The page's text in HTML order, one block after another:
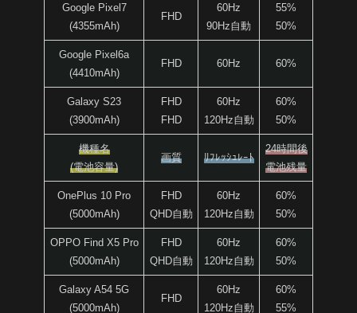
Google Pixel7
(4355mAh)
FHD
60Hz
90Hz自動
55%
50%
Google Pixel6a
(4410mAh)
FHD 60Hz 60%
Galaxy S23
(3900mAh)
FHD
FHD
60Hz
120Hz自動
60%
50%
機種名
(電池容量)
画質 ﾘﾌﾚｯｼｭﾚｰﾄ
24時間後
電池残量
OnePlus 10 Pro
(5000mAh)
FHD
QHD自動
60Hz
120Hz自動
60%
50%
OPPO Find X5 Pro
(5000mAh)
FHD
QHD自動
60Hz
120Hz自動
60%
50%
Galaxy A54 5G
(5000mAh)
FHD
60Hz
120Hz自動
60%
55%